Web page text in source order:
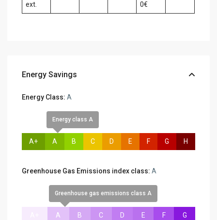
ext.
0€
Energy Savings
Energy Class: A
A+
Energy class A
A B C D E F G H
Greenhouse Gas Emissions index class: A
Greenhouse gas emissions class A
A B C D E F G